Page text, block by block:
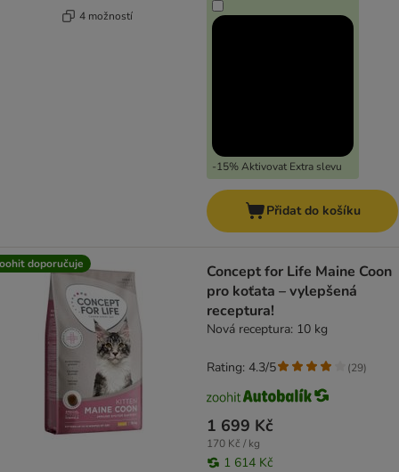
4 možností
-15% Aktivovat Extra slevu
Přidat do košíku
doporučuje
Concept for Life Maine Coon
pro koťata – vylepšená
receptura!
Nová receptura: 10 kg
1 699 Kč
170 Kč / kg
1 614 Kč
Rating: 4.3/5 (29)